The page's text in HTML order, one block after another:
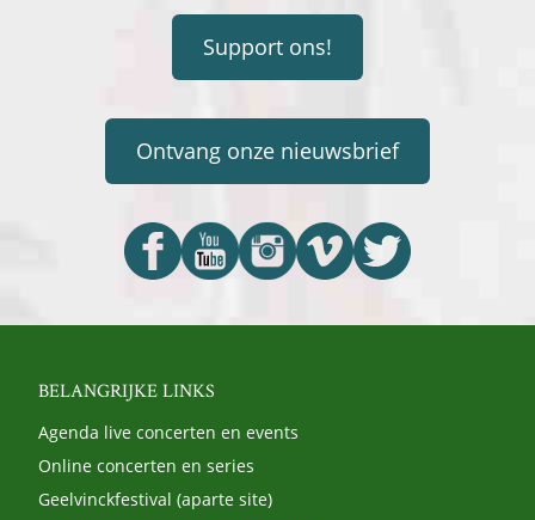
Support ons!
Ontvang onze nieuwsbrief
BELANGRIJKE LINKS
Agenda live concerten en events
Online concerten en series
Geelvinckfestival (aparte site)